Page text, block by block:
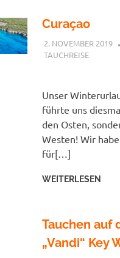
Curaçao
2. NOVEMBER 2019
TAUCHREISE
Unser
führte uns
den Osten,
Westen! Wir
für[…]
WEITERLESEN
Tauchen auf
„Vandi“ Key